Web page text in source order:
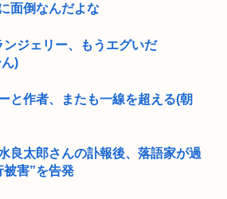
面倒なんだよな
ンジェリー、もうエグいだ
)
と作者、またも一線を超える(朝
良太郎さんの訃報後、落語家が過
被害”を告発